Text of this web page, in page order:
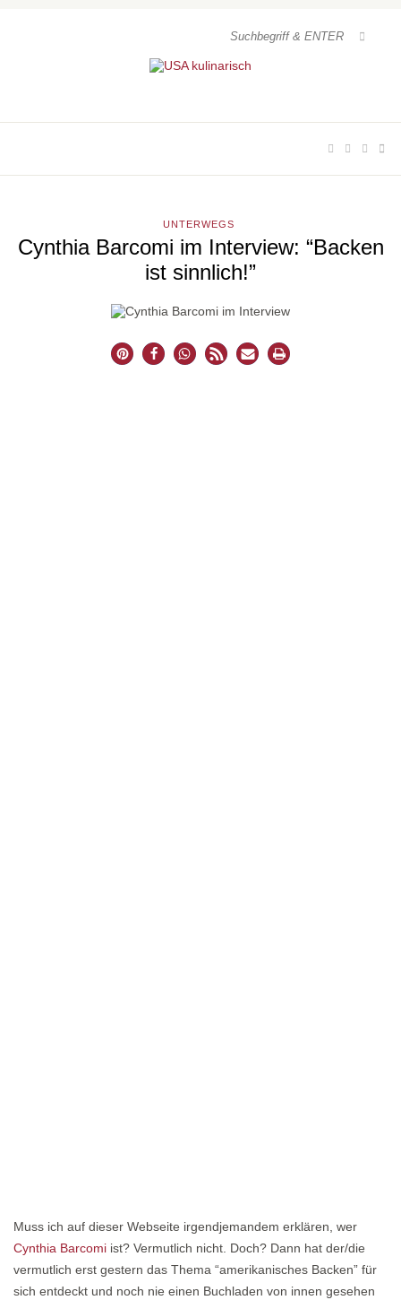
UNTERWEGS
Cynthia Barcomi im Interview: “Backen
ist sinnlich!”
Muss ich auf dieser Webseite irgendjemandem erklären, wer
Cynthia Barcomi ist? Vermutlich nicht. Doch? Dann hat der/die
vermutlich erst gestern das Thema “amerikanisches Backen” für
sich entdeckt und noch nie einen Buchladen von innen gesehen